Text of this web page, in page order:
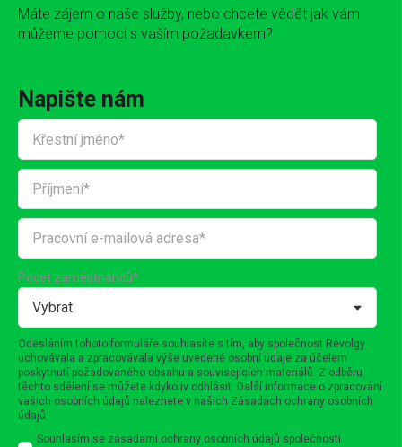
Máte zájem o naše služby, nebo chcete vědět jak vám
můžeme pomoci s vaším požadavkem?
Napište nám
Počet zaměstnanců*
Odesláním tohoto formuláře souhlasíte s tím, aby společnost Revolgy
uchovávala a zpracovávala výše uvedené osobní údaje za účelem
poskytnutí požadovaného obsahu a souvisejících materiálů. Z odběru
těchto sdělení se můžete kdykoliv odhlásit. Další informace o zpracování
vašich osobních údajů naleznete v našich Zásadách ochrany osobních
údajů.
Souhlasím se zásadami ochrany osobních údajů společnosti